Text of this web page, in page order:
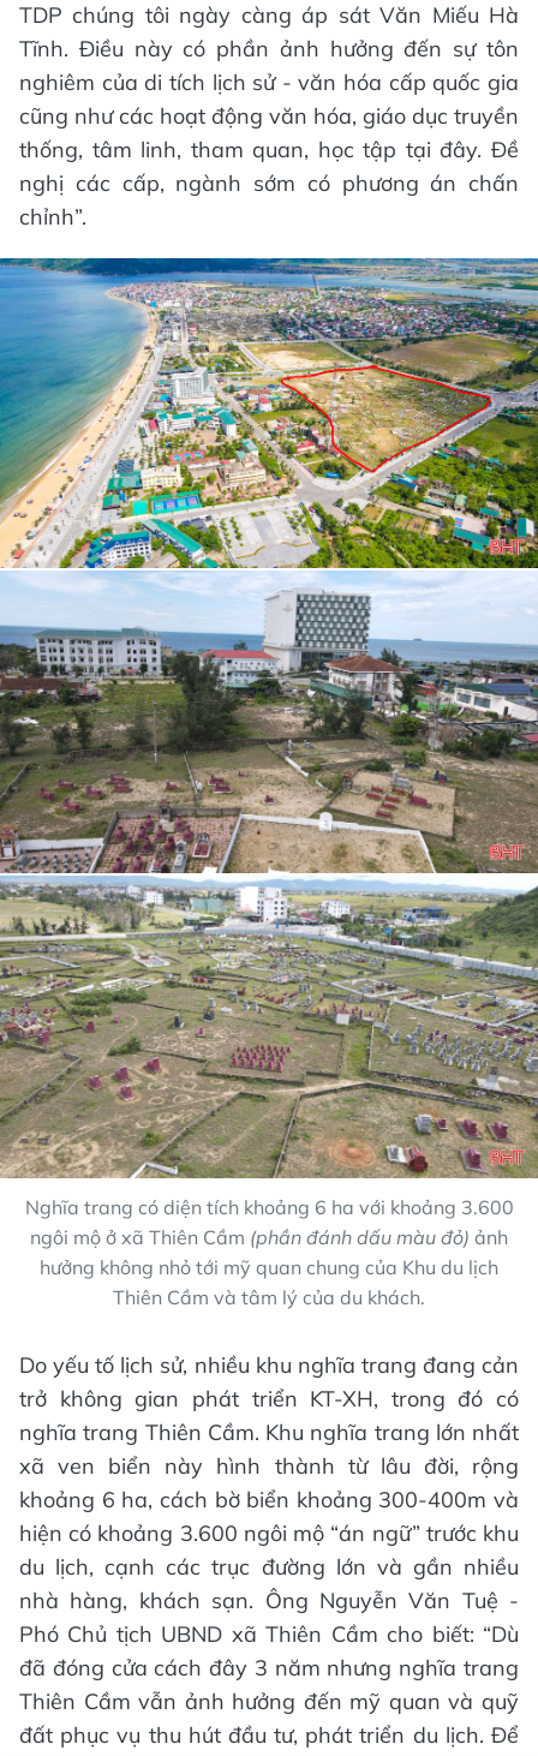
TDP chúng tôi ngày càng áp sát Văn Miếu Hà
Tĩnh. Điều này có phần ảnh hưởng đến sự tôn
nghiêm của di tích lịch sử - văn hóa cấp quốc gia
cũng như các hoạt động văn hóa, giáo dục truyền
thống, tâm linh, tham quan, học tập tại đây. Đề
nghị các cấp, ngành sớm có phương án chấn
chỉnh”.
Nghĩa trang có diện tích khoảng 6 ha với khoảng 3.600
ngôi mộ ở xã Thiên Cầm (phần đánh dấu màu đỏ) ảnh
hưởng không nhỏ tới mỹ quan chung của Khu du lịch
Thiên Cầm và tâm lý của du khách.
Do yếu tố lịch sử, nhiều khu nghĩa trang đang cản
trở không gian phát triển KT-XH, trong đó có
nghĩa trang Thiên Cầm. Khu nghĩa trang lớn nhất
xã ven biển này hình thành từ lâu đời, rộng
khoảng 6 ha, cách bờ biển khoảng 300-400m và
hiện có khoảng 3.600 ngôi mộ “án ngữ” trước khu
du lịch, cạnh các trục đường lớn và gần nhiều
nhà hàng, khách sạn. Ông Nguyễn Văn Tuệ -
Phó Chủ tịch UBND xã Thiên Cầm cho biết: “Dù
đã đóng cửa cách đây 3 năm nhưng nghĩa trang
Thiên Cầm vẫn ảnh hưởng đến mỹ quan và quỹ
đất phục vụ thu hút đầu tư, phát triển du lịch. Để